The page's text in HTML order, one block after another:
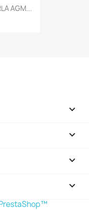
AGM...



keyboard_arrow_down